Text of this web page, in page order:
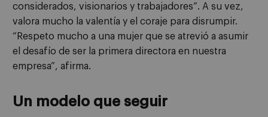
considerados, visionarios y trabajadores”. A su vez,
valora mucho la valentía y el coraje para disrumpir.
“Respeto mucho a una mujer que se atrevió a asumir
el desafío de ser la primera directora en nuestra
empresa”, afirma.
Un modelo que seguir